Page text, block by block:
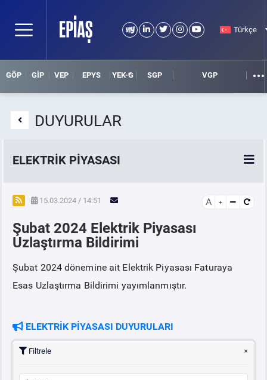
Türkçe
GÖP GİP VEP EPYS YEK-G SGP VGP
DUYURULAR
ELEKTRİK PİYASASI
SPOT ELEKTRİK PİYASALARI
ÖRNEK FİNANS BELGELERİ
VADELİ ELEKTRİK PİYASASI
SERBEST TÜKETİCİ
15.03.2024 / 14:51 A
Şubat 2024 Elektrik Piyasası
Uzlaştırma Bildirimi
Şubat 2024 dönemine ait Elektrik Piyasası Faturaya
Esas Uzlaştırma Bildirimi yayımlanmıştır.
ELEKTRİK PİYASASI DUYURULARI
Filtrele